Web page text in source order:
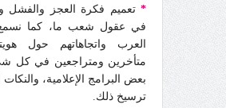
* تعميم فكرة العجز والفشل
في عقول شعب ما، كما
العرب واتجاهاتهم حول
متأخرين ومتراجعين في كل
بعض البرامج الإعلامية،
ترسيخ ذلك.